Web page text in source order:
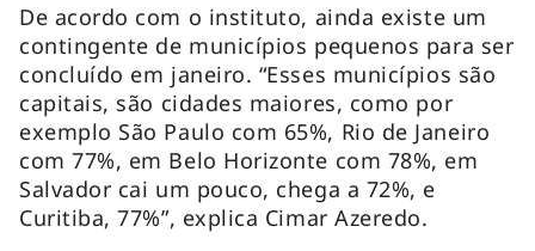
De acordo com o instituto, ainda existe um
contingente de municípios pequenos para ser
concluído em janeiro. “Esses municípios são
capitais, são cidades maiores, como por
exemplo São Paulo com 65%, Rio de Janeiro
com 77%, em Belo Horizonte com 78%, em
Salvador cai um pouco, chega a 72%, e
Curitiba, 77%”, explica Cimar Azeredo.